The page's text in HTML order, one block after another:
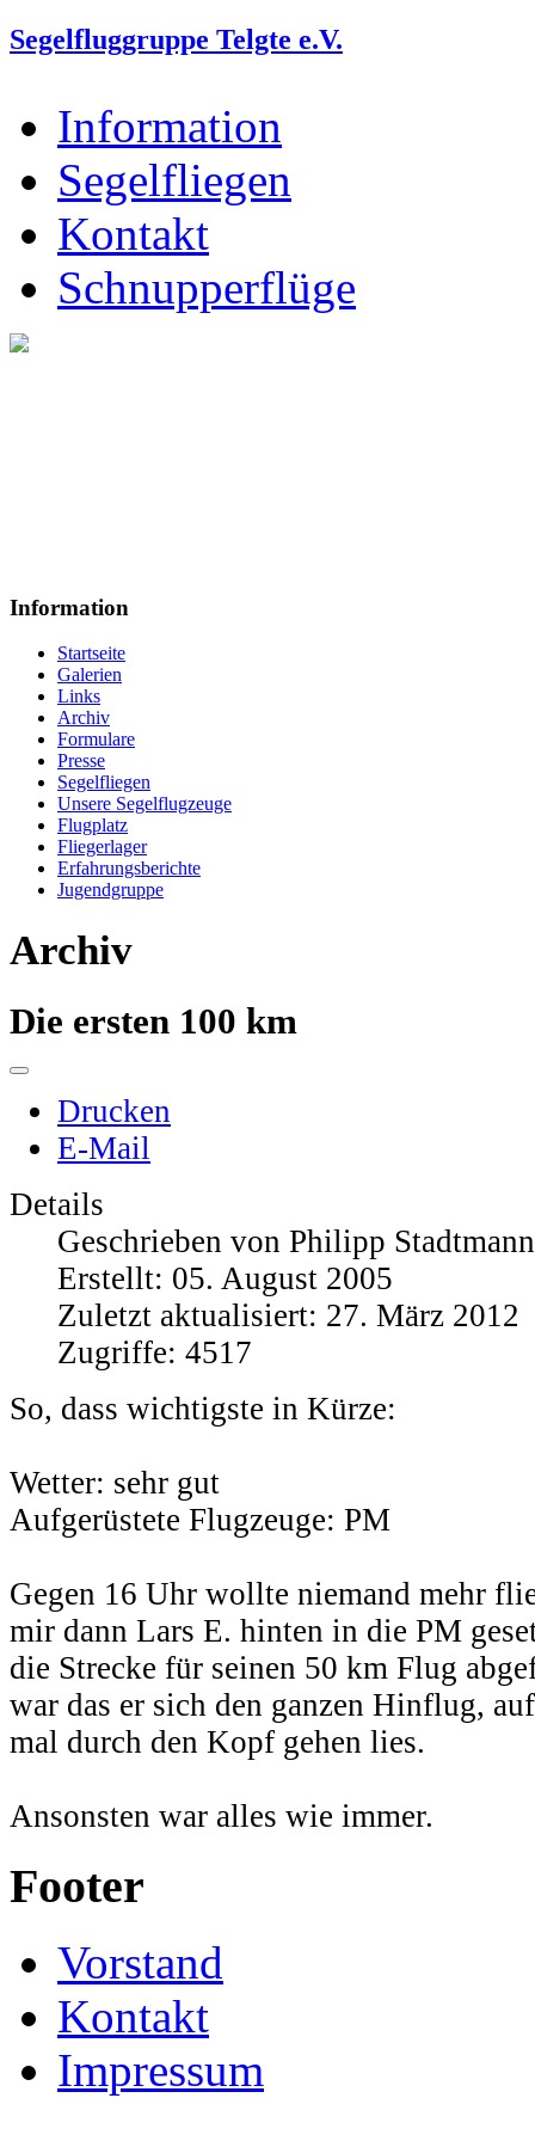
Segelfluggruppe Telgte e.V.
Information
Segelfliegen
Kontakt
Schnupperflüge
Information
Startseite
Galerien
Links
Archiv
Formulare
Presse
Segelfliegen
Unsere Segelflugzeuge
Flugplatz
Fliegerlager
Erfahrungsberichte
Jugendgruppe
Archiv
Die ersten 100 km
Drucken
E-Mail
Details
Geschrieben von Philipp Stadtmann
Erstellt: 05. August 2005
Zuletzt aktualisiert: 27. März 2012
Zugriffe: 4517
So, dass wichtigste in Kürze:
Wetter: sehr gut
Aufgerüstete Flugzeuge: PM
Gegen 16 Uhr wollte niemand mehr
mir dann Lars E. hinten in die PM
die Strecke für seinen 50 km Flug
war das er sich den ganzen Hinflug,
mal durch den Kopf gehen lies.
Ansonsten war alles wie immer.
Footer
Vorstand
Kontakt
Impressum